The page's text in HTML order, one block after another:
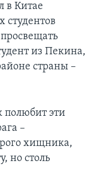
в Китае
студентов
из Пекина,
страны –
полюбит эти
–
хищника,
но столь